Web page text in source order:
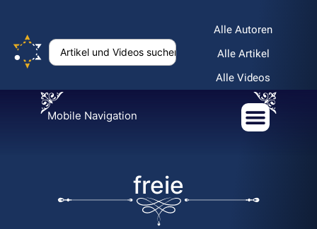
Alle Autoren
Alle Artikel
Alle Videos
Mobile Navigation
freie